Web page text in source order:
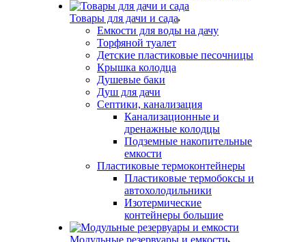
Товары для дачи и сада
Емкости для воды на дачу
Торфяной туалет
Детские пластиковые песочницы
Крышка колодца
Душевые баки
Душ для дачи
Септики, канализация
Канализационные и
дренажные колодцы
Подземные накопительные
емкости
Пластиковые термоконтейнеры
Пластиковые термобоксы и
автохолодильники
Изотермические
контейнеры большие
Модульные резервуары и емкости